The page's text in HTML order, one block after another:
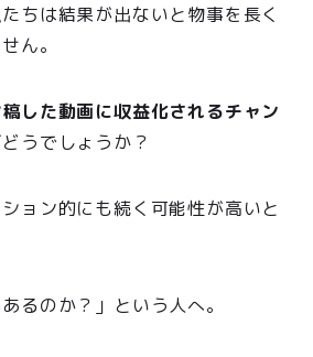
ちは結果が出ないと物事を長く
ん。
した動画に収益化されるチャン
うでしょうか？
ョン的にも続く可能性が高いと
るのか？」という人へ。